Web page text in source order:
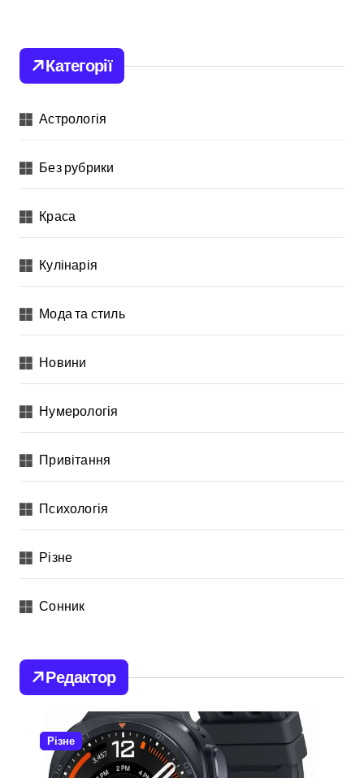
Категорії
Астрологія
Без рубрики
Краса
Кулінарія
Мода та стиль
Новини
Нумерологія
Привітання
Психологія
Різне
Сонник
Редактор
Різне